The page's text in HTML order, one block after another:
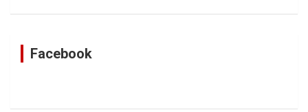
Facebook